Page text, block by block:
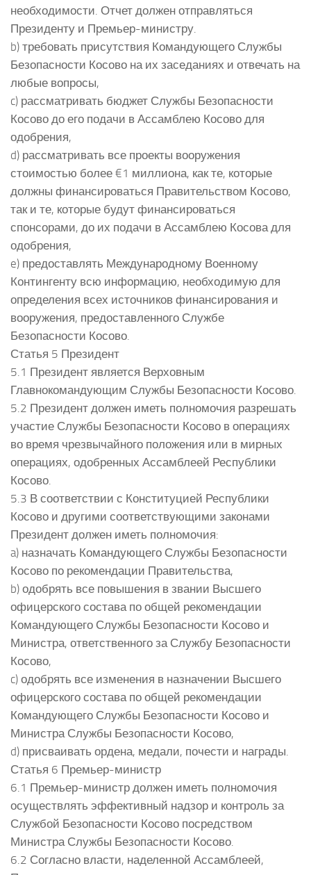
необходимости. Отчет должен отправляться
Президенту и Премьер-министру.
b) требовать присутствия Командующего Службы
Безопасности Косово на их заседаниях и отвечать на
любые вопросы,
c) рассматривать бюджет Службы Безопасности
Косово до его подачи в Ассамблею Косово для
одобрения,
d) рассматривать все проекты вооружения
стоимостью более €1 миллиона, как те, которые
должны финансироваться Правительством Косово,
так и те, которые будут финансироваться
спонсорами, до их подачи в Ассамблею Косова для
одобрения,
e) предоставлять Международному Военному
Контингенту всю информацию, необходимую для
определения всех источников финансирования и
вооружения, предоставленного Службе
Безопасности Косово.
Статья 5 Президент
5.1 Президент является Верховным
Главнокомандующим Службы Безопасности Косово.
5.2 Президент должен иметь полномочия разрешать
участие Службы Безопасности Косово в операциях
во время чрезвычайного положения или в мирных
операциях, одобренных Ассамблеей Республики
Косово.
5.3 В соответствии с Конституцией Республики
Косово и другими соответствующими законами
Президент должен иметь полномочия:
a) назначать Командующего Службы Безопасности
Косово по рекомендации Правительства,
b) одобрять все повышения в звании Высшего
офицерского состава по общей рекомендации
Командующего Службы Безопасности Косово и
Министра, ответственного за Службу Безопасности
Косово,
c) одобрять все изменения в назначении Высшего
офицерского состава по общей рекомендации
Командующего Службы Безопасности Косово и
Министра Службы Безопасности Косово,
d) присваивать ордена, медали, почести и награды.
Статья 6 Премьер-министр
6.1 Премьер-министр должен иметь полномочия
осуществлять эффективный надзор и контроль за
Службой Безопасности Косово посредством
Министра Службы Безопасности Косово.
6.2 Согласно власти, наделенной Ассамблеей,